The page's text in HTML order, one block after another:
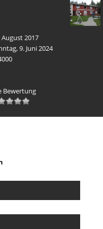
August 2017
9. Juni 2024
Bewertung